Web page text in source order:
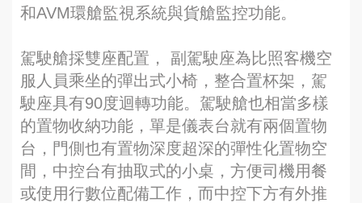
和AVM環艙監視系統與貨艙監控功能。
駕駛艙採雙座配置， 副駕駛座為比照客機空
服人員乘坐的彈出式小椅，整合置杯架，駕
駛座具有90度迴轉功能。駕駛艙也相當多樣
的置物收納功能，單是儀表台就有兩個置物
台，門側也有置物深度超深的彈性化置物空
間，中控台有抽取式的小桌，方便司機用餐
或使用行數位配備工作，而中控下方有外推